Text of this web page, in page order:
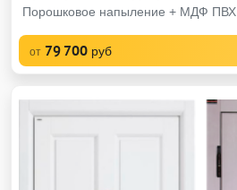
Порошковое напыление + МДФ ПВХ
от 79 700 руб